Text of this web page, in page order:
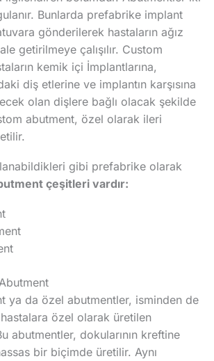
Bunlarda prefabrike implant
gönderilerek hastaların ağız
getirilmeye çalışılır. Custom
kemik içi İmplantlarına,
diş etlerine ve implantın karşısına
olan dişlere bağlı olacak şekilde
abutment, özel olarak ileri
gibi prefabrike olarak
çeşitleri vardır:
ya da özel abutmentler, isminden de
hastalara özel olarak üretilen
abutmentler, dokularının kreftine
bir biçimde üretilir. Aynı